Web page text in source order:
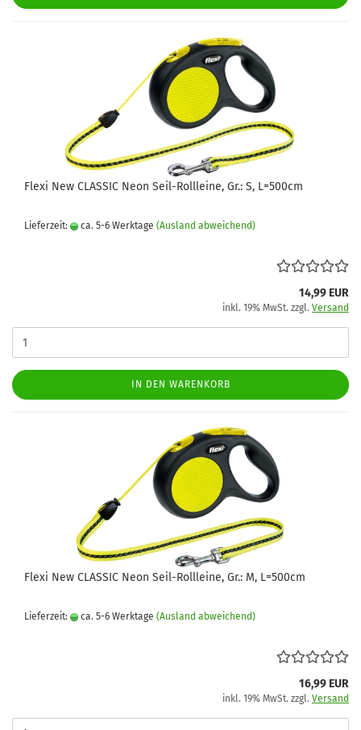
Flexi New CLASSIC Neon Seil-Rollleine, Gr.: S, L=500cm
Lieferzeit: ca. 5-6 Werktage (Ausland abweichend)
14,99 EUR
inkl. 19% MwSt. zzgl. Versand
IN DEN WARENKORB
Flexi New CLASSIC Neon Seil-Rollleine, Gr.: M, L=500cm
Lieferzeit: ca. 5-6 Werktage (Ausland abweichend)
16,99 EUR
inkl. 19% MwSt. zzgl. Versand